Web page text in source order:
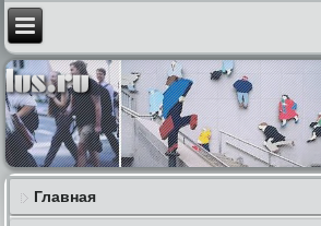
Главная